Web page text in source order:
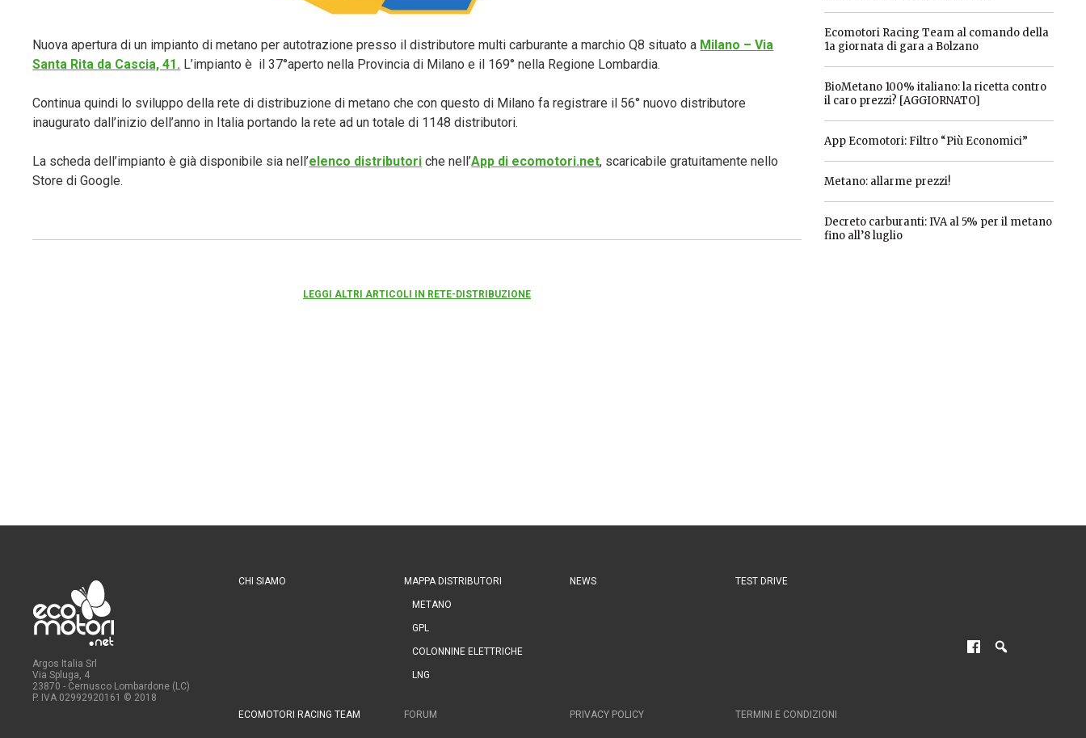
Nuova apertura di un impianto di metano per autotrazione presso il distributore multi carburante a marchio Q8 situato a Milano – Via
Santa Rita da Cascia, 41. L’impianto è il 37°aperto nella Provincia di Milano e il 169° nella Regione Lombardia.
Continua quindi lo sviluppo della rete di distribuzione di metano che con questo di Milano fa registrare il 56° nuovo distributore
inaugurato dall’inizio dell’anno in Italia portando la rete ad un totale di 1148 distributori.
La scheda dell’impianto è già disponibile sia nell’elenco distributori che nell’App di ecomotori.net, scaricabile gratuitamente nello
Store di Google.
LEGGI ALTRI ARTICOLI IN RETE-DISTRIBUZIONE
Ecomotori Racing Team al comando della
1a giornata di gara a Bolzano
BioMetano 100% italiano: la ricetta contro
il caro prezzi? [AGGIORNATO]
App Ecomotori: Filtro “Più Economici”
Metano: allarme prezzi!
Decreto carburanti: IVA al 5% per il metano
fino all’8 luglio
Argos Italia Srl
Via Spluga, 4
23870 - Cernusco Lombardone (LC)
P. IVA 02992920161 © 2018
CHI SIAMO MAPPA DISTRIBUTORI
METANO
GPL
COLONNINE ELETTRICHE
LNG
NEWS TEST DRIVE
ECOMOTORI RACING TEAM FORUM PRIVACY POLICY TERMINI E CONDIZIONI